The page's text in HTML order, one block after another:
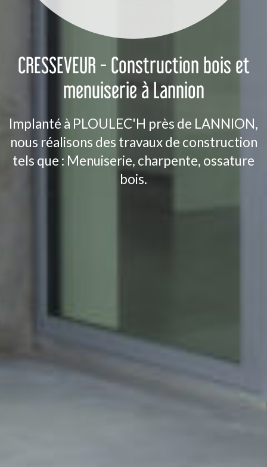
CRESSEVEUR - Construction bois et
menuiserie à Lannion
Implanté à PLOULEC'H près de LANNION,
nous réalisons des travaux de construction
tels que : Menuiserie, charpente, ossature
bois.